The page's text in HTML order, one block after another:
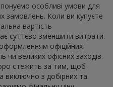
особливі умови для
замовлень. Коли ви купуєте
вартість
суттєво зменшити витрати.
офіційних
чи великих офісних заходів.
стежить за тим, щоб
виключно з добірних та